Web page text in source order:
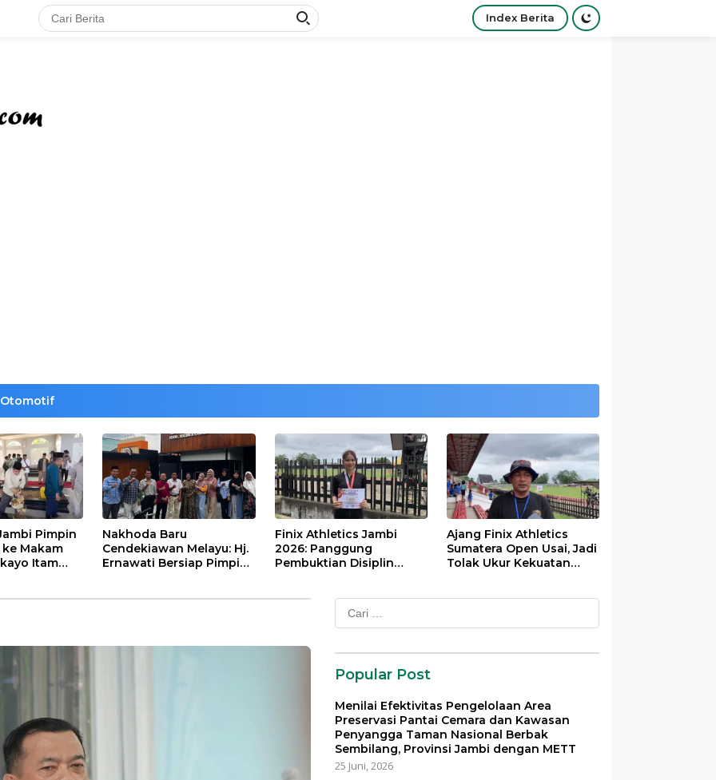
Index Berita
Otomotif
Pimpin
Makam
Itam
Nakhoda Baru
Cendekiawan Melayu: Hj.
Ernawati Bersiap Pimpin
Finix Athletics Jambi
2026: Panggung
Pembuktian Disiplin
Ajang Finix Athletics
Sumatera Open Usai, Jadi
Tolak Ukur Kekuatan
Cari
untuk:
Popular Post
Menilai Efektivitas Pengelolaan Area
Preservasi Pantai Cemara dan Kawasan
Penyangga Taman Nasional Berbak
Sembilang, Provinsi Jambi dengan METT
25 Juni, 2026